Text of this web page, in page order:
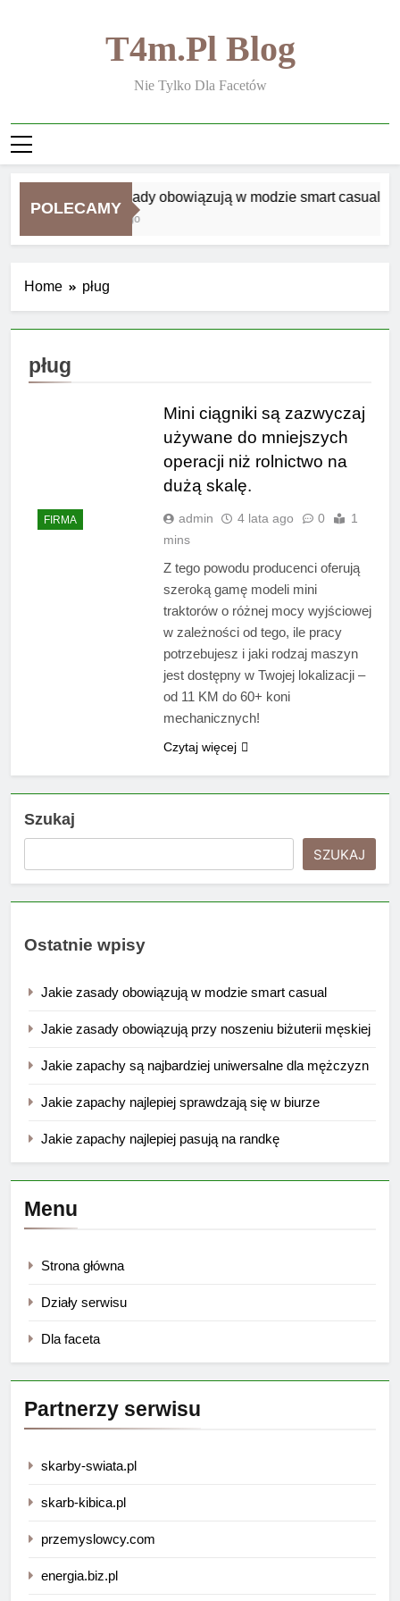
T4m.pl Blog
Nie Tylko Dla Facetów
POLECAMY
Jakie zasady obowiązują w modzie smart casual
1 Tydzień Ago
Home pług
pług
FIRMA
Mini ciągniki są zazwyczaj
używane do mniejszych
operacji niż rolnictwo na
dużą skalę.
admin 4 lata ago 0
1
mins
Z tego powodu producenci oferują
szeroką gamę modeli mini
traktorów o różnej mocy wyjściowej
w zależności od tego, ile pracy
potrzebujesz i jaki rodzaj maszyn
jest dostępny w Twojej lokalizacji –
od 11 KM do 60+ koni
mechanicznych!
Czytaj więcej
Szukaj
SZUKAJ
Ostatnie wpisy
Jakie zasady obowiązują w modzie smart casual
Jakie zasady obowiązują przy noszeniu biżuterii męskiej
Jakie zapachy są najbardziej uniwersalne dla mężczyzn
Jakie zapachy najlepiej sprawdzają się w biurze
Jakie zapachy najlepiej pasują na randkę
Menu
Strona główna
Działy serwisu
Dla faceta
Partnerzy serwisu
skarby-swiata.pl
skarb-kibica.pl
przemyslowcy.com
energia.biz.pl